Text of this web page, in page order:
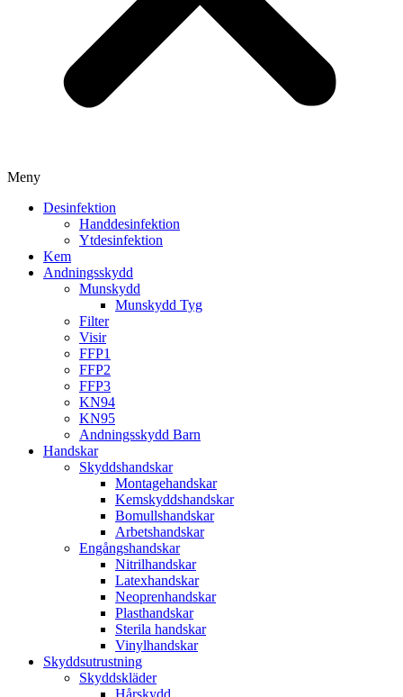
Meny
Desinfektion
Handdesinfektion
Ytdesinfektion
Kem
Andningsskydd
Munskydd
Munskydd Tyg
Filter
Visir
FFP1
FFP2
FFP3
KN94
KN95
Andningsskydd Barn
Handskar
Skyddshandskar
Montagehandskar
Kemskyddshandskar
Bomullshandskar
Arbetshandskar
Engångshandskar
Nitrilhandskar
Latexhandskar
Neoprenhandskar
Plasthandskar
Sterila handskar
Vinylhandskar
Skyddsutrustning
Skyddskläder